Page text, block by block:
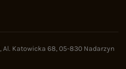
,Al. Katowicka 68,05-830 Nadarzyn